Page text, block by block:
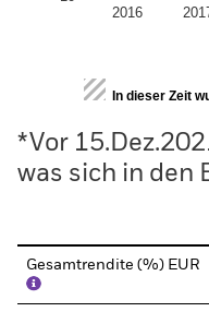
2016
End of interactive chart.
In dieser Zeit
*Vor
was sich in den
Gesamtrendite (%) EUR